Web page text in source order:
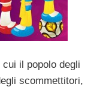
il popolo degli
scommettitori,